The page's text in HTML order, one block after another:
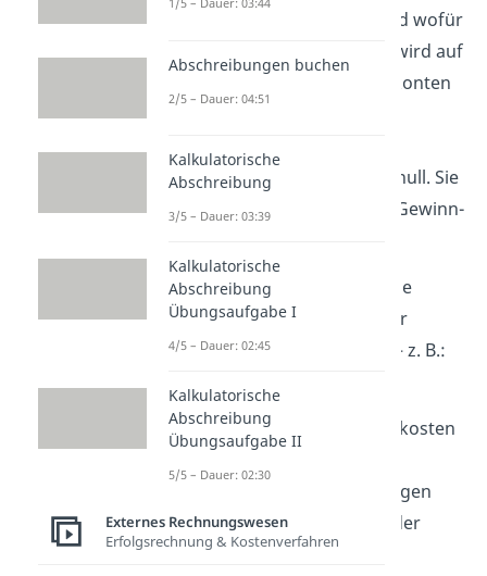
entstehen und wofür
Geld ausgegeben wird. Dies wird auf
den Aufwands- oder Ertragskonten
Erfolgskonten jedes Jahr bei null. Sie
bilden die Grundlage für die Gewinn-
Aufwandskonten
erfassen alle
Ausgaben, die im Rahmen der
Geschäftstätigkeit anfallen — z. B.:
Gehälterund Löhne
Büromaterial
und Werbekosten
auf Anlagen
Kostenfür Lieferanten oder
Dienstleistungen
Abschreibungen buchen
2/5 – Dauer: 04:51
Kalkulatorische
Abschreibung
3/5 – Dauer: 03:39
Kalkulatorische
Abschreibung
Übungsaufgabe I
4/5 – Dauer: 02:45
Kalkulatorische
Abschreibung
Übungsaufgabe II
5/5 – Dauer: 02:30
Externes Rechnungswesen
Erfolgsrechnung & Kostenverfahren